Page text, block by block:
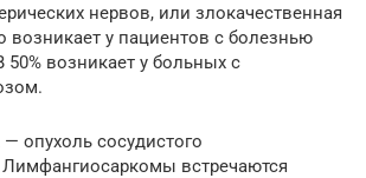
нервов, или злокачественная
возникает у пациентов с болезнью
50% возникает у больных с
опухоль сосудистого
встречаются